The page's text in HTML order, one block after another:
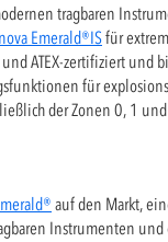
tragbaren
Emerald®ISfür
und ATEX-zertifiziert und
für
der Zonen 0, 1
auf den Markt,
Instrumenten und